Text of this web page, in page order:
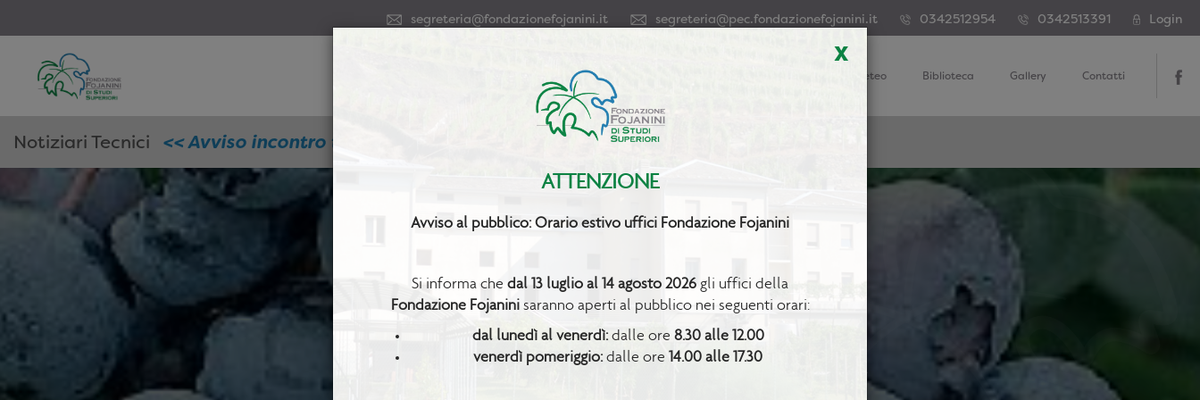
x
ATTENZIONE
Avviso al pubblico: Orario estivo uffici Fondazione Fojanini
Si informa che dal 13 luglio al 14 agosto 2026 gli uffici della
Fondazione Fojaninisaranno aperti al pubblico nei seguenti orari:
dal lunedì al venerdì:dalle ore 8.30 alle 12.00
venerdì pomeriggio: dalle ore 14.00 alle 17.30
Login
0342513391
0342512954
segreteria@pec.fondazionefojanini.it
segreteria@fondazionefojanini.it
Settori e Servizi Dati Meteo Biblioteca Gallery Contatti
Notiziari Tecnici << Avviso incontro tecnico mirtillo gigante
- Avviso incontro tecnico mirtillo gigante -